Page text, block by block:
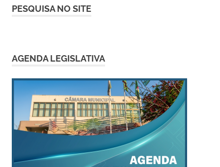
PESQUISA NO SITE
AGENDA LEGISLATIVA